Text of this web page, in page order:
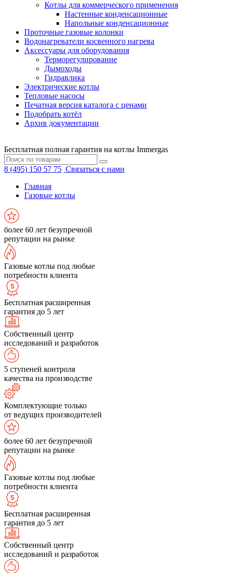
Котлы для коммерческого применения
Настенные конденсационные
Напольные конденсационные
Проточные газовые колонки
Водонагреватели косвенного нагрева
Аксессуары для оборудования
Терморегулирование
Дымоходы
Гидравлика
Электрические котлы
Тепловые насосы
Печатная версия каталога с ценами
Подобрать котёл
Архив документации
Бесплатная полная гарантия на котлы Immergas
8 (495) 150 57 75 Связаться с нами
Главная
Газовые котлы
более 60 лет безупречной
репутации на рынке
Газовые котлы под любые
потребности клиента
Бесплатная расширенная
гарантия до 5 лет
Собственный центр
исследований и разработок
5 ступеней контроля
качества на производстве
Комплектующие только
от ведущих производителей
более 60 лет безупречной
репутации на рынке
Газовые котлы под любые
потребности клиента
Бесплатная расширенная
гарантия до 5 лет
Собственный центр
исследований и разработок